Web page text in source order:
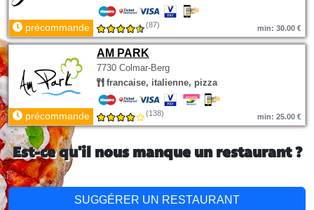
précommande (87) min: 30.00 €
AM PARK
7730 Colmar-Berg
francaise, italienne, pizza
précommande (138) min: 25.00 €
Est-ce qu'il nous manque un restaurant ?
SUGGÉRER UN RESTAURANT